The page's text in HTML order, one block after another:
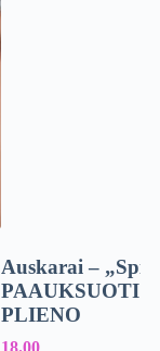
Auskarai –
PAAUKSUOTI
PLIENO
18.00